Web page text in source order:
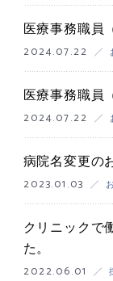
医療事務職員
2024.07.22
医療事務職員
2024.07.22
病院名変更の
2023.01.03
クリニックで
た。
2022.06.01